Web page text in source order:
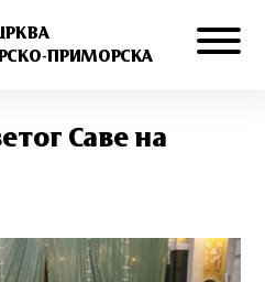
ПРИМОРСКА
Саве на